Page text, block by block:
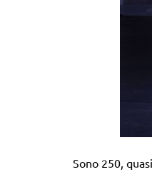
Sono 250,